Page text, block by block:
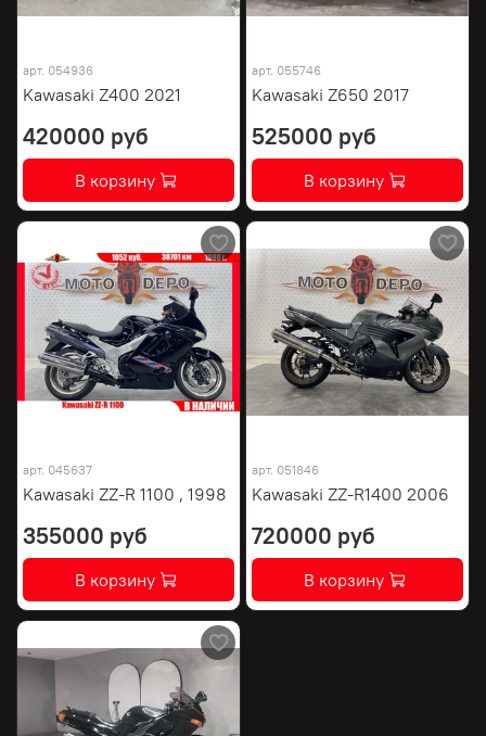
арт. 054936
Kawasaki Z400 2021
420000 руб
В корзину
арт. 055746
Kawasaki Z650 2017
525000 руб
В корзину
арт. 045637
Kawasaki ZZ-R 1100 , 1998
355000 руб
В корзину
арт. 051846
Kawasaki ZZ-R1400 2006
720000 руб
В корзину